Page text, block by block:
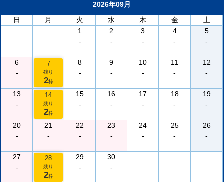
2026年09月
日
月 火 水 木 金
土
1
-
2
-
3
-
4
-
5
-
6
-
7
残り
2枠
8
-
9
-
10
-
11
-
12
-
13
-
14
残り
2枠
15
-
16
-
17
-
18
-
19
-
20
-
21
-
22
-
23
-
24
-
25
-
26
-
27
-
28
残り
2枠
29
-
30
-